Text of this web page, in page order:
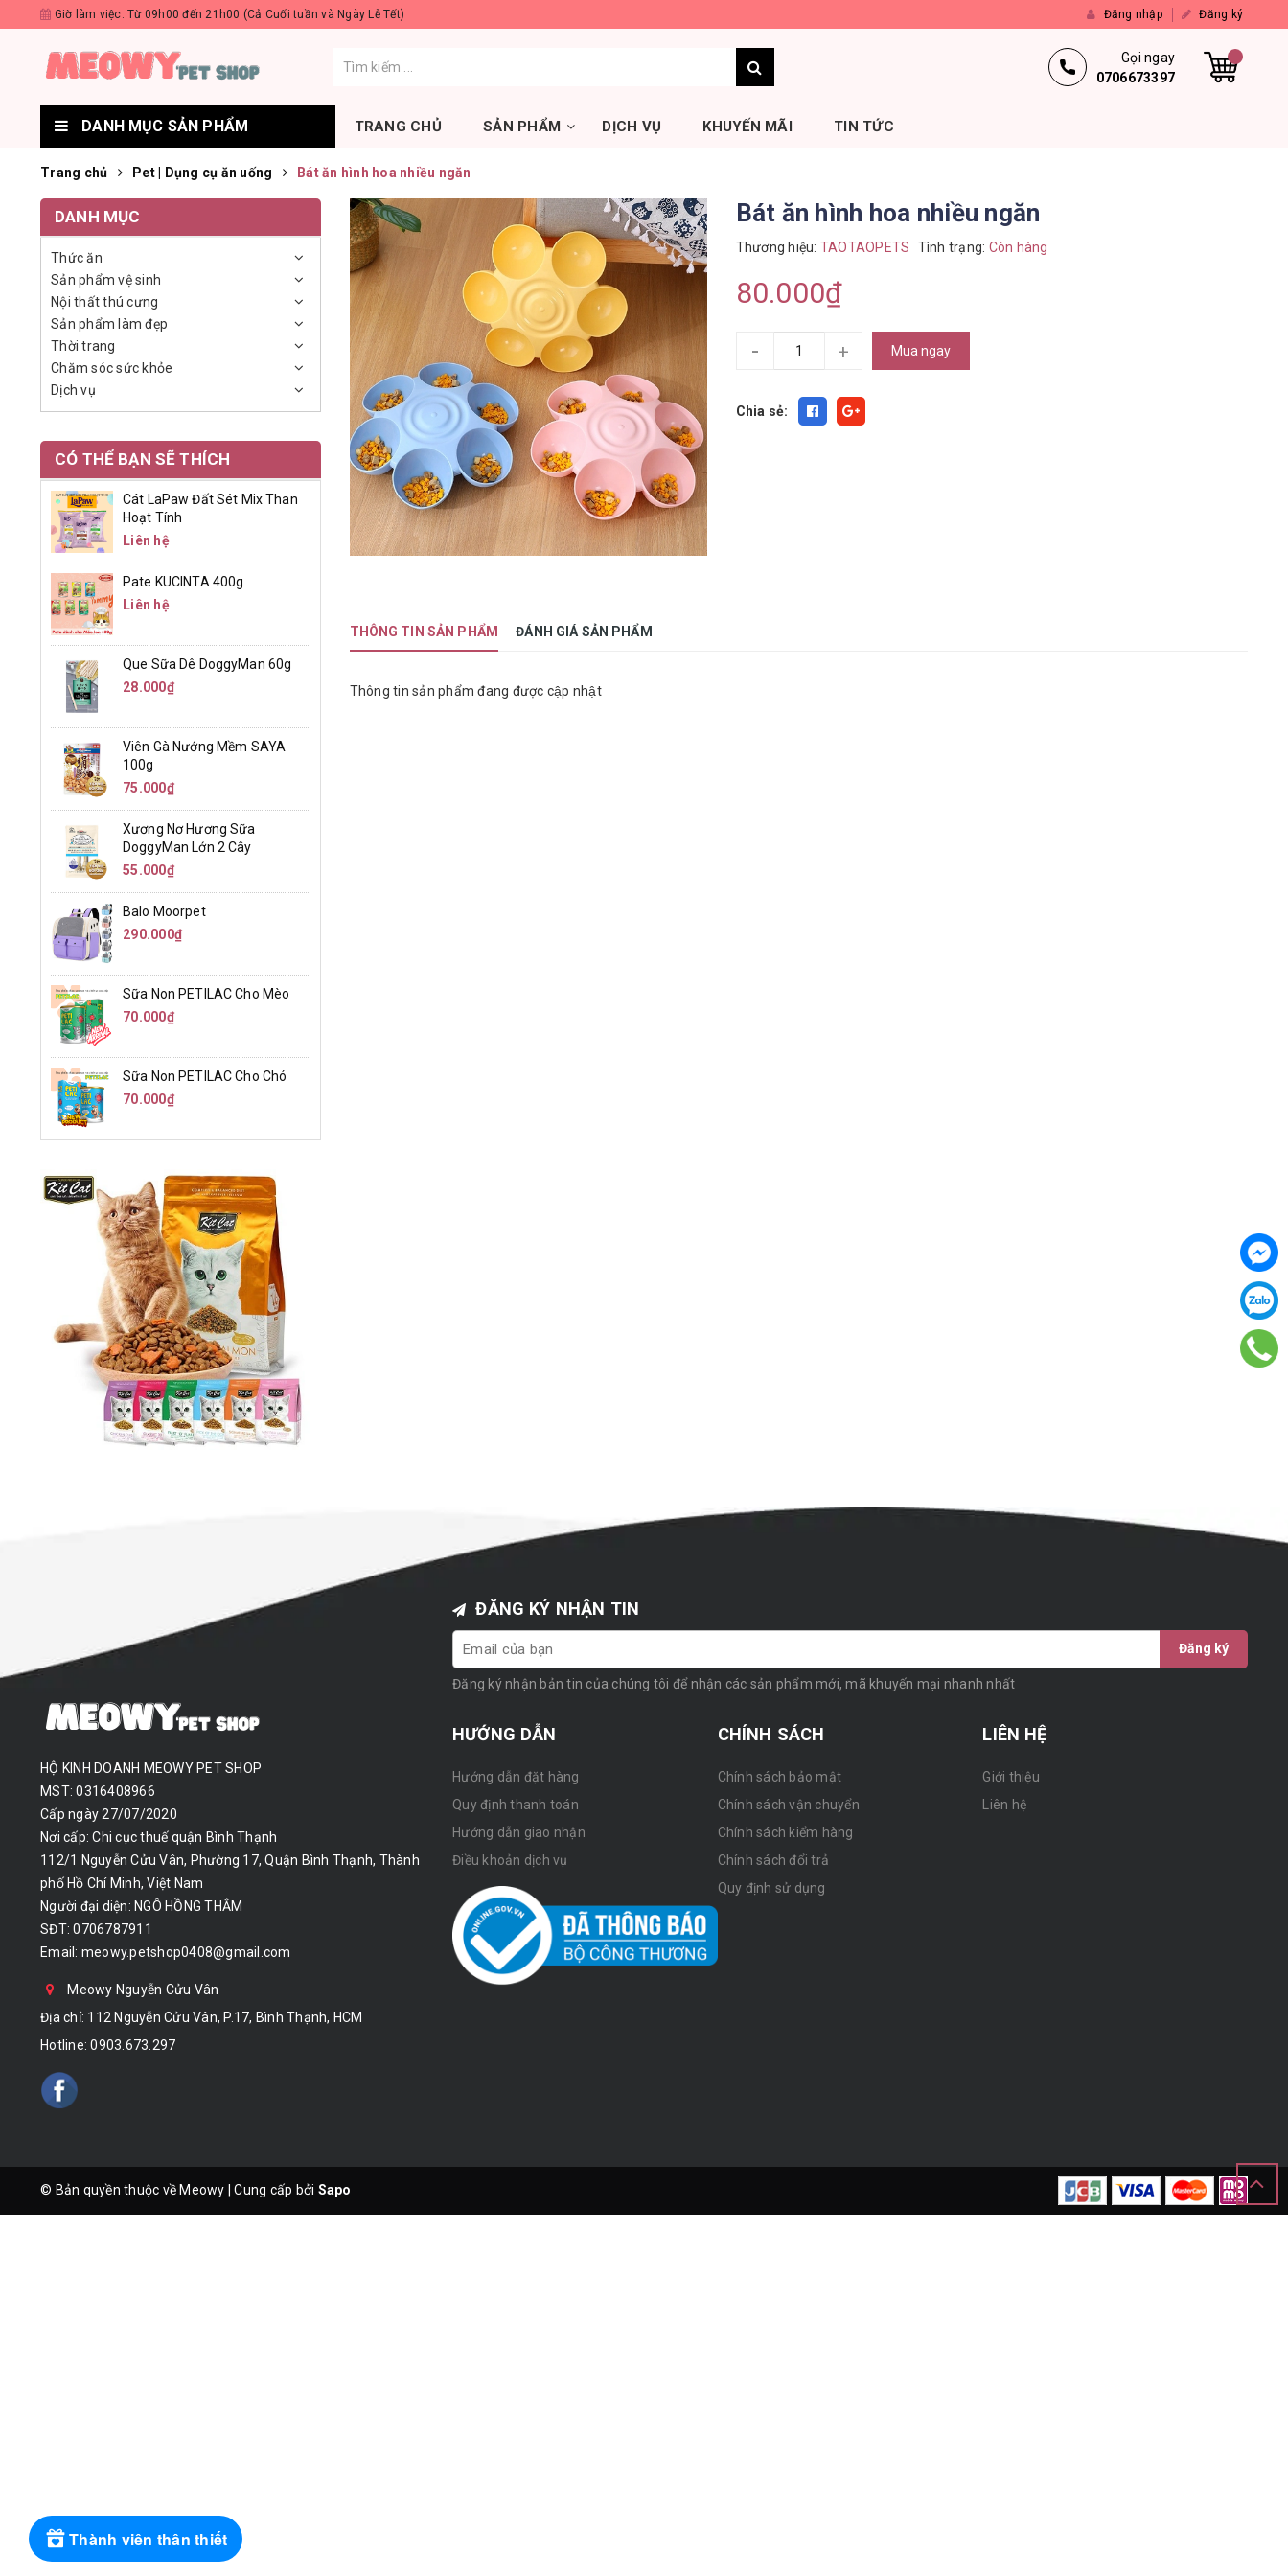
Giờ làm việc: Từ 09h00 đến 21h00 (Cả Cuối tuần và Ngày Lễ Tết) Đăng nhập Đăng ký
Gọi ngay
0706673397
DANH MỤC SẢN PHẨM TRANG CHỦ SẢN PHẨM DỊCH VỤ KHUYẾN MÃI TIN TỨC
Trang chủ Pet | Dụng cụ ăn uống Bát ăn hình hoa nhiều ngăn
Bát ăn hình hoa nhiều ngăn
Thương hiệu: TAOTAOPETS Tình trạng: Còn hàng
80.000₫
- + Mua ngay
Chia sẻ:
THÔNG TIN SẢN PHẨM ĐÁNH GIÁ SẢN PHẨM
Thông tin sản phẩm đang được cập nhật
DANH MỤC
Thức ăn
Sản phẩm vệ sinh
Nội thất thú cưng
Sản phẩm làm đẹp
Thời trang
Chăm sóc sức khỏe
Dịch vụ
CÓ THỂ BẠN SẼ THÍCH
Cát LaPaw Đất Sét Mix Than
Hoạt Tính
Liên hệ
Pate KUCINTA 400g
Liên hệ
Que Sữa Dê DoggyMan 60g
28.000₫
Viên Gà Nướng Mềm SAYA
100g
75.000₫
Xương Nơ Hương Sữa
DoggyMan Lớn 2 Cây
55.000₫
Balo Moorpet
290.000₫
Sữa Non PETILAC Cho Mèo
70.000₫
Sữa Non PETILAC Cho Chó
70.000₫
HỘ KINH DOANH MEOWY PET SHOP
MST: 0316408966
Cấp ngày 27/07/2020
Nơi cấp: Chi cục thuế quận Bình Thạnh
112/1 Nguyễn Cửu Vân, Phường 17, Quận Bình Thạnh, Thành
phố Hồ Chí Minh, Việt Nam
Người đại diện: NGÔ HỒNG THẮM
SĐT: 0706787911
Email: meowy.petshop0408@gmail.com
Meowy Nguyễn Cửu Vân
Địa chỉ: 112 Nguyễn Cửu Vân, P.17, Bình Thạnh, HCM
Hotline:0903.673.297
ĐĂNG KÝ NHẬN TIN
Đăng ký
Đăng ký nhận bản tin của chúng tôi để nhận các sản phẩm mới, mã khuyến mại nhanh nhất
HƯỚNG DẪN
Hướng dẫn đặt hàng
Quy định thanh toán
Hướng dẫn giao nhận
Điều khoản dịch vụ
CHÍNH SÁCH
Chính sách bảo mật
Chính sách vận chuyển
Chính sách kiểm hàng
Chính sách đổi trả
Quy định sử dụng
LIÊN HỆ
Giới thiệu
Liên hệ
© Bản quyền thuộc về Meowy Cung cấp bởi Sapo
Thành viên thân thiết